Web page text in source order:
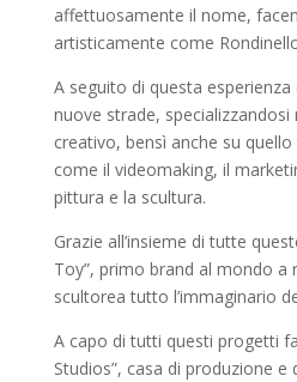
affettuosamente il nome,
artisticamente come
A seguito di questa
nuove strade,
creativo, bensì anche su
come il videomaking, il
pittura e la scultura.
Grazie all’insieme di tutte
Toy”, primo brand al mondo a
scultorea tutto l’immaginario
A capo di tutti questi progetti
Studios”, casa di produzione e